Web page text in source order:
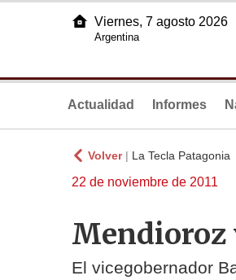
Viernes, 7 agosto 2026
Argentina
Actualidad Informes
Volver| La Tecla Patagonia
22 de noviembre de 2011
Mendioroz
El vicegobernador